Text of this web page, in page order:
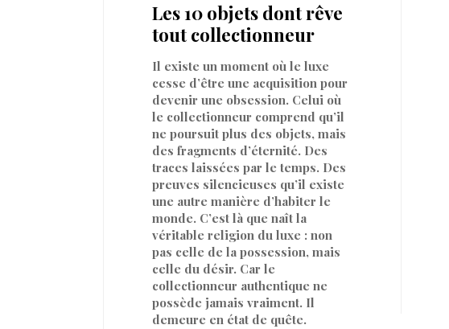
Les 10 objets dont rêve
tout collectionneur
Il existe un moment où le luxe
cesse d’être une acquisition pour
devenir une obsession. Celui où
le collectionneur comprend qu’il
ne poursuit plus des objets, mais
des fragments d’éternité. Des
traces laissées par le temps. Des
preuves silencieuses qu’il existe
une autre manière d’habiter le
monde. C’est là que naît la
véritable religion du luxe : non
pas celle de la possession, mais
celle du désir. Car le
collectionneur authentique ne
possède jamais vraiment. Il
demeure en état de quête.